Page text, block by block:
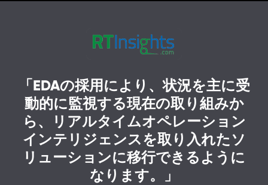
「EDAの採用により、状況を主に受
動的に監視する現在の取り組みか
ら、リアルタイムオペレーション
インテリジェンスを取り入れたソ
リューションに移行できるように
なります。」